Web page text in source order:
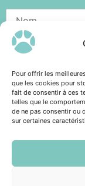
Pour offrir les
que les cookies pour
fait de consentir à ces
telles que le
de ne pas consentir ou
sur certaines